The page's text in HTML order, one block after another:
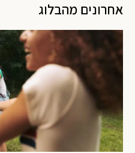
אחרונים מהבלוג